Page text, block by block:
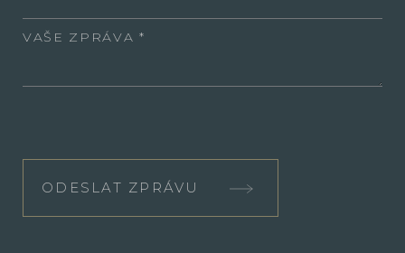
VAŠE ZPRÁVA
ODESLAT ZPRÁVU